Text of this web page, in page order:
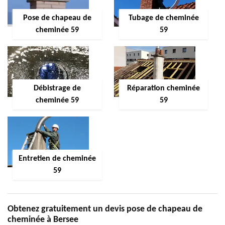
Pose de chapeau de
cheminée 59
Tubage de cheminée
59
Débistrage de
cheminée 59
Réparation cheminée
59
Entretien de cheminée
59
Obtenez gratuitement un devis pose de chapeau de
cheminée à Bersee